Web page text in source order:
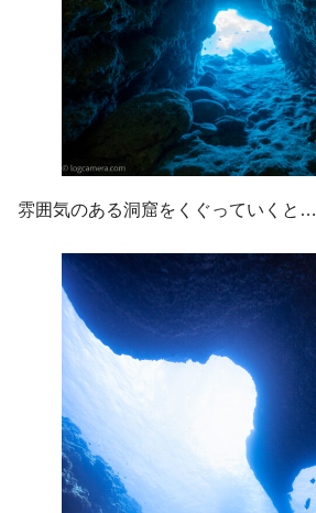
雰囲気のある洞窟をくぐっていくと…